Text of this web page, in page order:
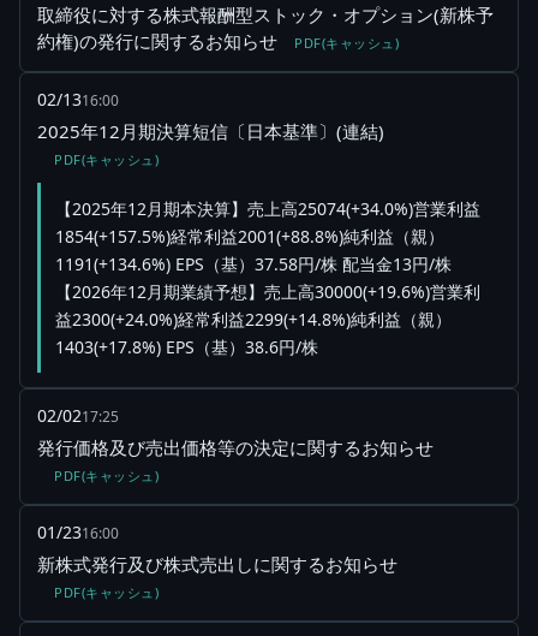
取締役に対する株式報酬型ストック・オプション(新株予
約権)の発行に関するお知らせ
PDF(キャッシュ)
02/1316:00
2025年12月期決算短信〔日本基準〕(連結)
PDF(キャッシュ)
【2025年12月期本決算】売上高25074(+34.0%)営業利益
1854(+157.5%)経常利益2001(+88.8%)純利益（親）
1191(+134.6%) EPS（基）37.58円/株 配当金13円/株
【2026年12月期業績予想】売上高30000(+19.6%)営業利
益2300(+24.0%)経常利益2299(+14.8%)純利益（親）
1403(+17.8%) EPS（基）38.6円/株
02/0217:25
発行価格及び売出価格等の決定に関するお知らせ
PDF(キャッシュ)
01/2316:00
新株式発行及び株式売出しに関するお知らせ
PDF(キャッシュ)